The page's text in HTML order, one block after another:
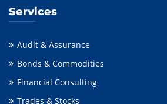
Services
Audit & Assurance
Bonds & Commodities
Financial Consulting
Trades & Stocks